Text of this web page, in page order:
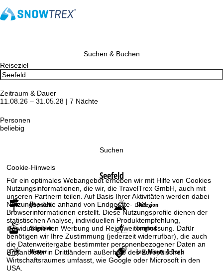
Cookie-Hinweis
Für ein optimales Webangebot erheben wir mit Hilfe von Cookies
Nutzungsinformationen, die wir, die TravelTrex GmbH, auch mit
unseren Partnern teilen. Auf Basis Ihrer Aktivitäten werden dabei
Nutzungsprofile anhand von Endgeräte- und
Browserinformationen erstellt. Diese Nutzungsprofile dienen der
statistischen Analyse, individuellen Produktempfehlung,
individualisierten Werbung und Reichweitenmessung. Dafür
benötigen wir Ihre Zustimmung (jederzeit widerrufbar), die auch
die Datenweitergabe bestimmter personenbezogener Daten an
Drittanbieter in Drittländern außerhalb des Europäischen
Wirtschaftsraumes umfasst, wie Google oder Microsoft in den
USA.
Suchen & Buchen
Reiseziel
Zeitraum & Dauer
11.08.26 – 31.05.28 | 7 Nächte
Personen
beliebig
Suchen
Seefeld
Übersicht Skiregion
Skigebiet Langlauf
Wetter Last-Minute & Deals